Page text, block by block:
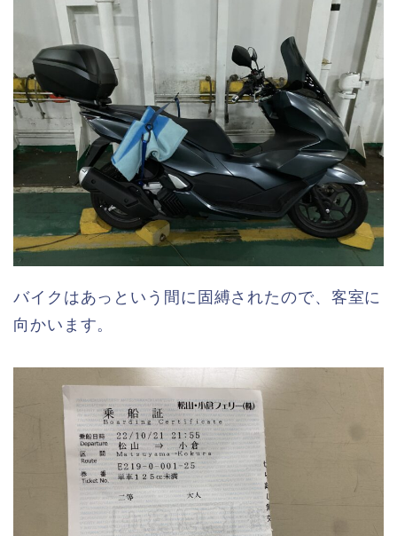
バイクはあっという間に固縛されたので、客室に
向かいます。